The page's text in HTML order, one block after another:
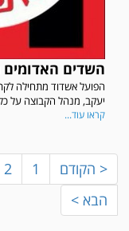
השדים
הפועל אשדוד מתחילה
יעקב, מנהל הקבוצה על
קראו עוד...
< הקודם 1
2
הבא >
במשחק אימון שהתקיים